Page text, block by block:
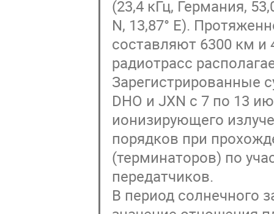
(23,4 кГц, Германия,
N, 13,87° E).
составляют 6300 км и
радиотрасс
Зарегистрированные
DHO и JXN с 7 по 13
ионизирующего
порядков при
(терминаторов) по
передатчиков.
В период солнечного